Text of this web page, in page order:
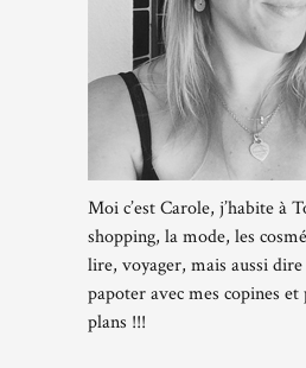
Moi c’est Carole, j’habite à
shopping, la mode, les
lire, voyager, mais aussi dire
papoter avec mes copines
plans !!!